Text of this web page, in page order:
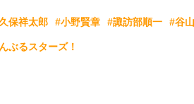
保祥太郎 #小野賢章 #諏訪部順一 #谷
ぶるスターズ！